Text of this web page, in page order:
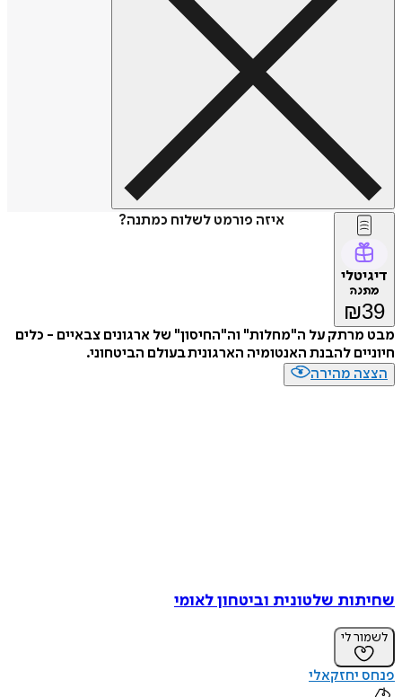
איזה פורמט לשלוח כמתנה?
דיגיטלי
מתנה
₪39
מבט מרתק על ה"מחלות" וה"החיסון" של ארגונים צבאיים - כלים
חיוניים להבנת האנטומיה הארגונית בעולם הביטחוני.
הצצה מהירה
שחיתות שלטונית וביטחון לאומי
לשמור לי
פנחס יחזקאלי